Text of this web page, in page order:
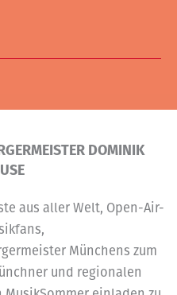
DOMINIK
aus aller Welt, Open-Air-
Münchens zum
und regionalen